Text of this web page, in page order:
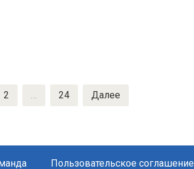
2 … 24 Далее
Пользовательское соглашение